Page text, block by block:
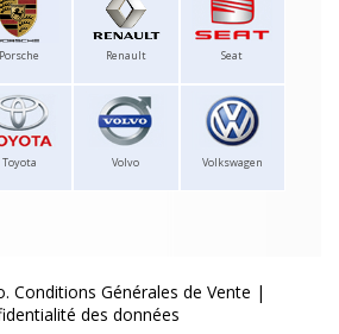
Porsche Renault Seat
Toyota Volvo Volkswagen
Conditions Générales de Vente |
des données